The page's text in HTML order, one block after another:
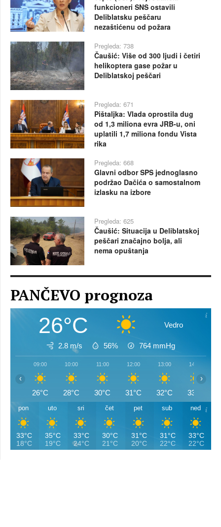
funkcioneri SNS ostavili
Deliblatsku peščaru
nezaštićenu od požara
Pregleda: 738
Čaušić: Više od 300 ljudi i četiri
helikoptera gase požar u
Deliblatskoj peščari
Pregleda: 671
Pištaljka: Vlada oprostila dug
od 1,3 miliona evra JRB-u, oni
uplatili 1,7 miliona fondu Vista
rika
Pregleda: 668
Glavni odbor SPS jednoglasno
podržao Dačića o samostalnom
izlasku na izbore
Pregleda: 625
Čaušić: Situacija u Deliblatskoj
peščari značajno bolja, ali
nema opuštanja
PANČEVO prognoza
26°C Vedro
2.8 m/s 56% 764 mmHg
09:00
26°C
10:00
28°C
11:00
30°C
12:00
31°C
13:00
32°C
14:00
33°C
‹ ›
pon
33°C
18°C
uto
35°C
19°C
sri
33°C
24°C
čet
30°C
21°C
pet
31°C
20°C
sub
31°C
22°C
ned
33°C
22°C